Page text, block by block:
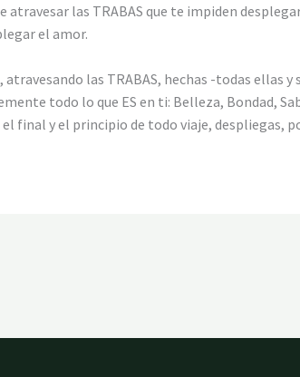
atravesar las TRABAS que te impiden
el amor.
atravesando las TRABAS, hechas -todas ellas
todo lo que ES en ti: Belleza, Bondad,
final y el principio de todo viaje, despliegas,